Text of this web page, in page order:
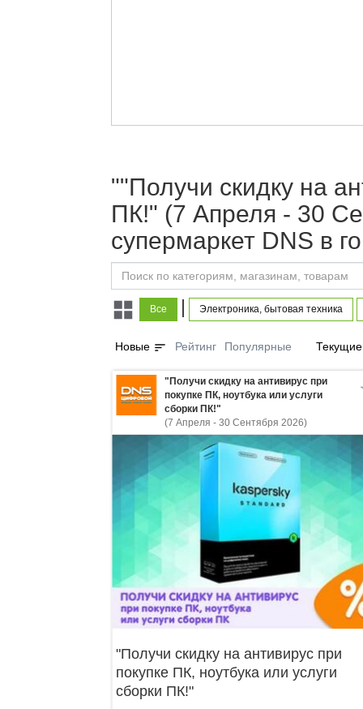
""Получи скидку на
ПК!" (7 Апреля - 30
супермаркет DNS в
Все | Электроника, бытовая техника
Новые sort Рейтинг Популярные Текущие
"Получи скидку на антивирус при
покупке ПК, ноутбука или услуги
сборки ПК!"
(7 Апреля - 30 Сентября 2026)
"Получи скидку на антивирус при
покупке ПК, ноутбука или услуги
сборки ПК!"